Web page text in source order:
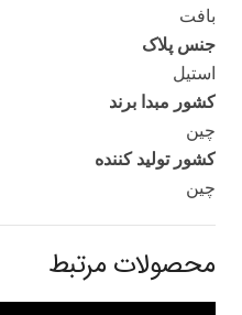
بافت
جنس پلاک
استیل
کشور مبدا برند
چین
کشور تولید کننده
چین
محصولات مرتبط